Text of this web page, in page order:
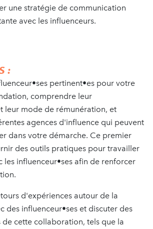
une stratégie de communication
avec les influenceurs.
:
pertinent•es pour votre
comprendre leur
leur mode de rémunération, et
agences d'influence qui peuvent
dans votre démarche. Ce premier
des outils pratiques pour travailler
les influenceur•ses afin de renforcer
d'expériences autour de la
des influenceur•ses et discuter des
de cette collaboration, tels que la